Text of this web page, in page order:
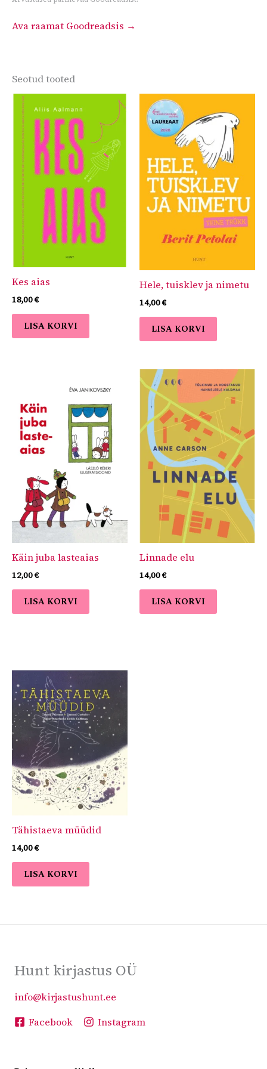
Ava raamat Goodreadsis →
Seotud tooted
Kes aias
18,00€
LISA KORVI
Hele, tuisklev ja nimetu
14,00€
LISA KORVI
Käin juba lasteaias
12,00€
LISA KORVI
Linnade elu
14,00€
LISA KORVI
Tähistaeva müüdid
14,00€
LISA KORVI
Hunt kirjastus OÜ
info@kirjastushunt.ee
Facebook
Instagram